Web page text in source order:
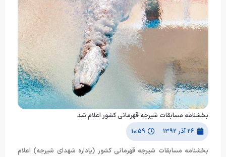
بخشنامه مسابقات شیرجه قهرمانی کشور اعلام شد
۲۶ آذر ۱۳۹۲ ۱۰:۵۹
بخشنامه مسابقات شیرجه قهرمانی کشور (یاداره شهدای شیرجه) اعلام